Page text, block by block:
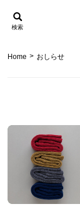
検索
Home > おしらせ